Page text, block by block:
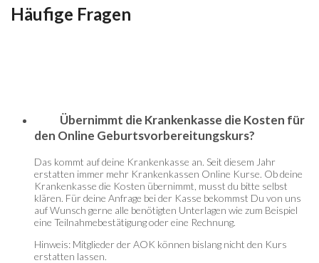
Häufige Fragen
Übernimmt die Krankenkasse die Kosten für
den Online Geburtsvorbereitungskurs?
Das kommt auf deine Krankenkasse an. Seit diesem Jahr
erstatten immer mehr Krankenkassen Online Kurse. Ob deine
Krankenkasse die Kosten übernimmt, musst du bitte selbst
klären. Für deine Anfrage bei der Kasse bekommst Du von uns
auf Wunsch gerne alle benötigten Unterlagen wie zum Beispiel
eine Teilnahmebestätigung oder eine Rechnung.
Hinweis: Mitglieder der AOK können bislang nicht den Kurs
erstatten lassen.